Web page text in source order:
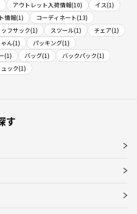
アウトレット入荷情報(10)
イス(1)
情報(1)
コーディネート(13)
ッフサック(1) スツール(1)
チェア(1)
ん(1)
パッキング(1)
(1)
バッグ(1)
バックパック(1)
ュック(1)
す